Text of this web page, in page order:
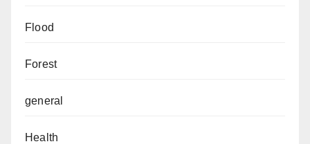
Flood
Forest
general
Health